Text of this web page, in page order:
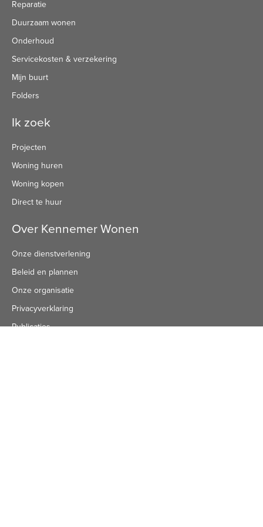
Reparatie
Duurzaam wonen
Onderhoud
Servicekosten & verzekering
Mijn buurt
Folders
Ik zoek
Projecten
Woning huren
Woning kopen
Direct te huur
Over Kennemer Wonen
Onze dienstverlening
Beleid en plannen
Onze organisatie
Privacyverklaring
Publicaties